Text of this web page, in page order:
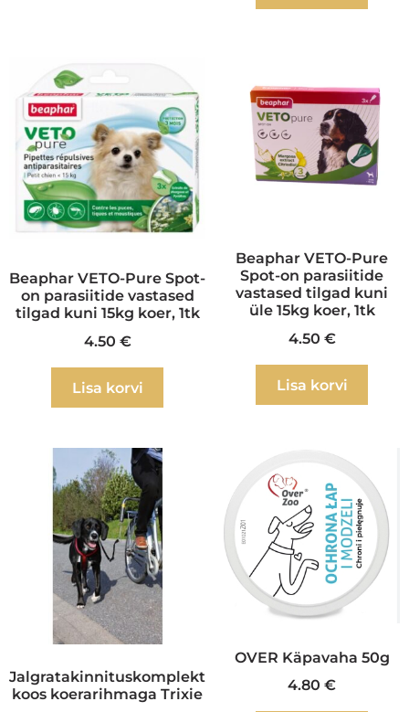
Beaphar VETO-Pure Spot-
on parasiitide vastased
tilgad kuni 15kg koer, 1tk
4.50 €
Lisa korvi
Beaphar VETO-Pure
Spot-on parasiitide
vastased tilgad kuni
üle 15kg koer, 1tk
4.50 €
Lisa korvi
Jalgratakinnituskomplekt
koos koerarihmaga Trixie
OVER Käpavaha 50g
4.80 €